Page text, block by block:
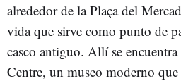
alrededor de la Plaça del
vida que sirve como punto de
casco antiguo. Allí se
Centre, un museo moderno